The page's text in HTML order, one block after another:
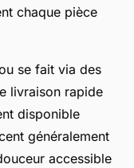
chaque pièce
se fait via des
livraison rapide
disponible
généralement
accessible